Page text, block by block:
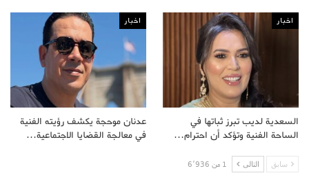
اخبار
السعدية لديب تبرز ثباتها في
الساحة الفنية وتؤكد أن احترام…
اخبار
عدنان موحجة يكشف رؤيته الفنية
في معالجة القضايا الاجتماعية…
سابق التالى 1 من 6٬936